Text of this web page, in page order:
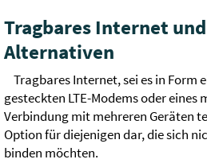
Tragbares Internet
Alternativen
Tragbares Internet, sei es in Form
gesteckten LTE-Modems oder eines
Verbindung mit mehreren Geräten
Option für diejenigen dar, die sich
binden möchten.